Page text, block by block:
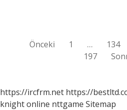
Yazı
sayfalaması
Önceki 1 … 134
197
https://ircfrm.net https://
knight online nttgame Sitemap